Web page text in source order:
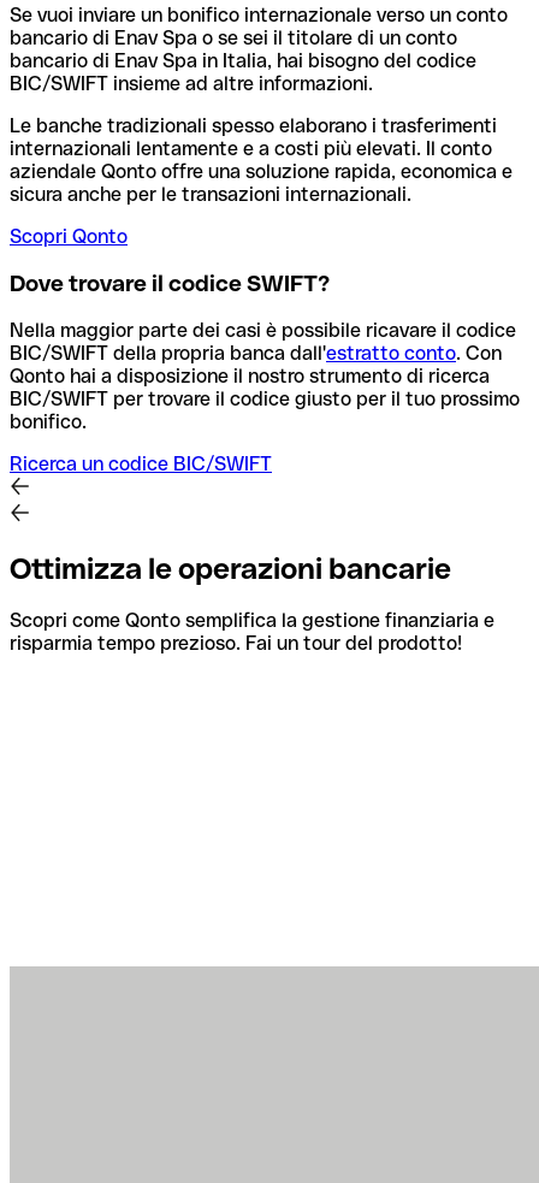
Se vuoi inviare un bonifico internazionale verso un conto
bancario di Enav Spa o se sei il titolare di un conto
bancario di Enav Spa in Italia, hai bisogno del codice
BIC/SWIFT insieme ad altre informazioni.
Le banche tradizionali spesso elaborano i trasferimenti
internazionali lentamente e a costi più elevati. Il conto
aziendale Qonto offre una soluzione rapida, economica e
sicura anche per le transazioni internazionali.
Scopri Qonto
Dove trovare il codice SWIFT?
Nella maggior parte dei casi è possibile ricavare il codice
BIC/SWIFT della propria banca dall'estratto conto. Con
Qonto hai a disposizione il nostro strumento di ricerca
BIC/SWIFT per trovare il codice giusto per il tuo prossimo
bonifico.
Ricerca un codice BIC/SWIFT
Ottimizza le operazioni bancarie
Scopri come Qonto semplifica la gestione finanziaria e
risparmia tempo prezioso. Fai un tour del prodotto!